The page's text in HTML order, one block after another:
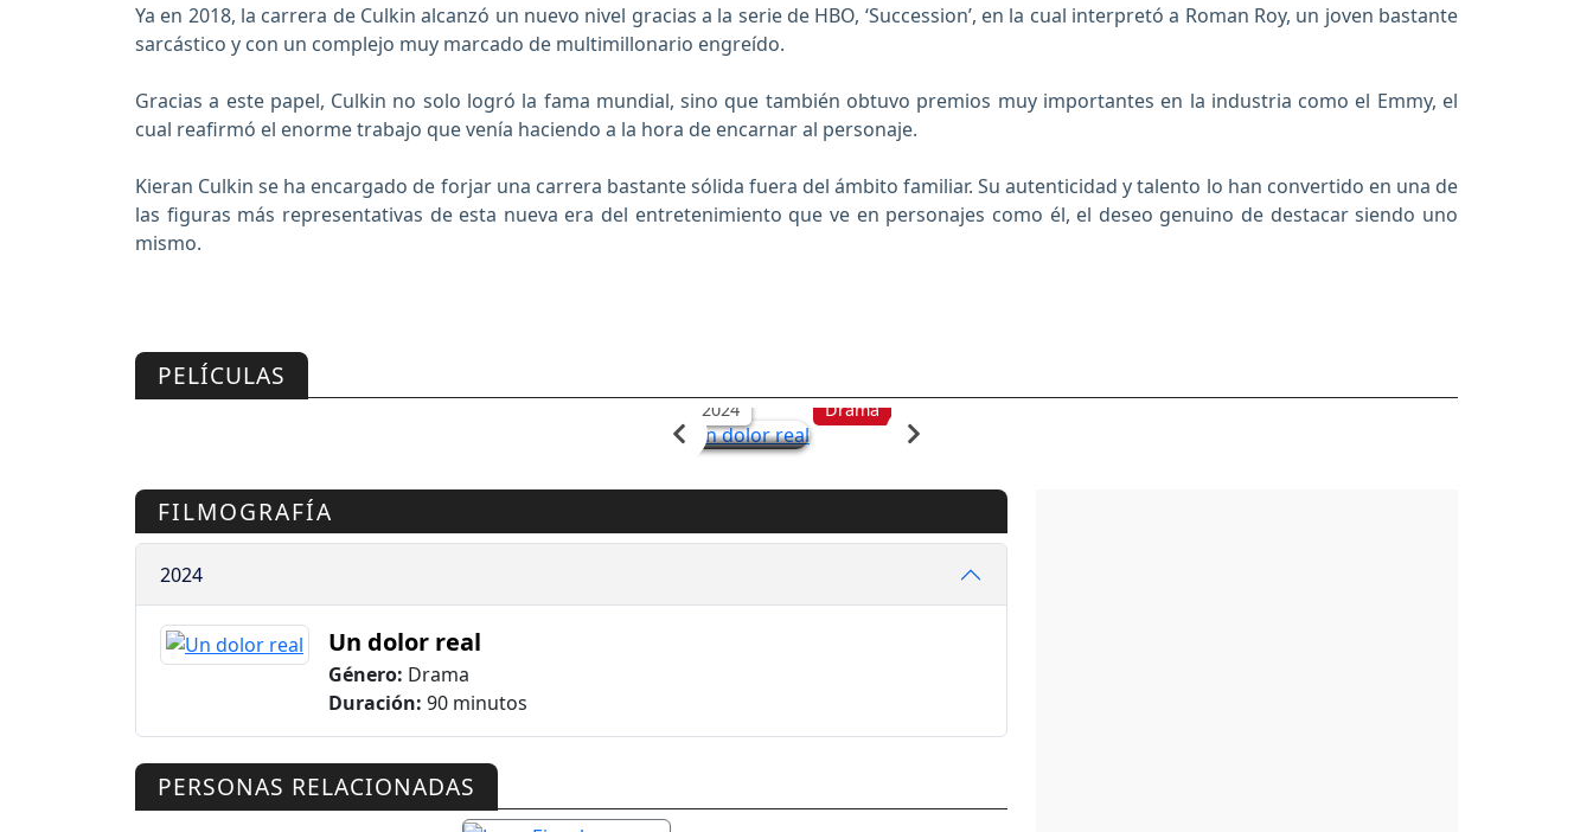
Ya en 2018, la carrera de Culkin alcanzó un nuevo nivel gracias a la serie de HBO, ‘Succession’, en la cual interpretó a Roman Roy, un joven bastante
sarcástico y con un complejo muy marcado de multimillonario engreído.
Gracias a este papel, Culkin no solo logró la fama mundial, sino que también obtuvo premios muy importantes en la industria como el Emmy, el
cual reafirmó el enorme trabajo que venía haciendo a la hora de encarnar al personaje.
Kieran Culkin se ha encargado de forjar una carrera bastante sólida fuera del ámbito familiar. Su autenticidad y talento lo han convertido en una de
las figuras más representativas de esta nueva era del entretenimiento que ve en personajes como él, el deseo genuino de destacar siendo uno
mismo.
PELÍCULAS
2024 Drama
FILMOGRAFÍA
2024
Un dolor real
Género: Drama
Duración: 90 minutos
PERSONAS RELACIONADAS